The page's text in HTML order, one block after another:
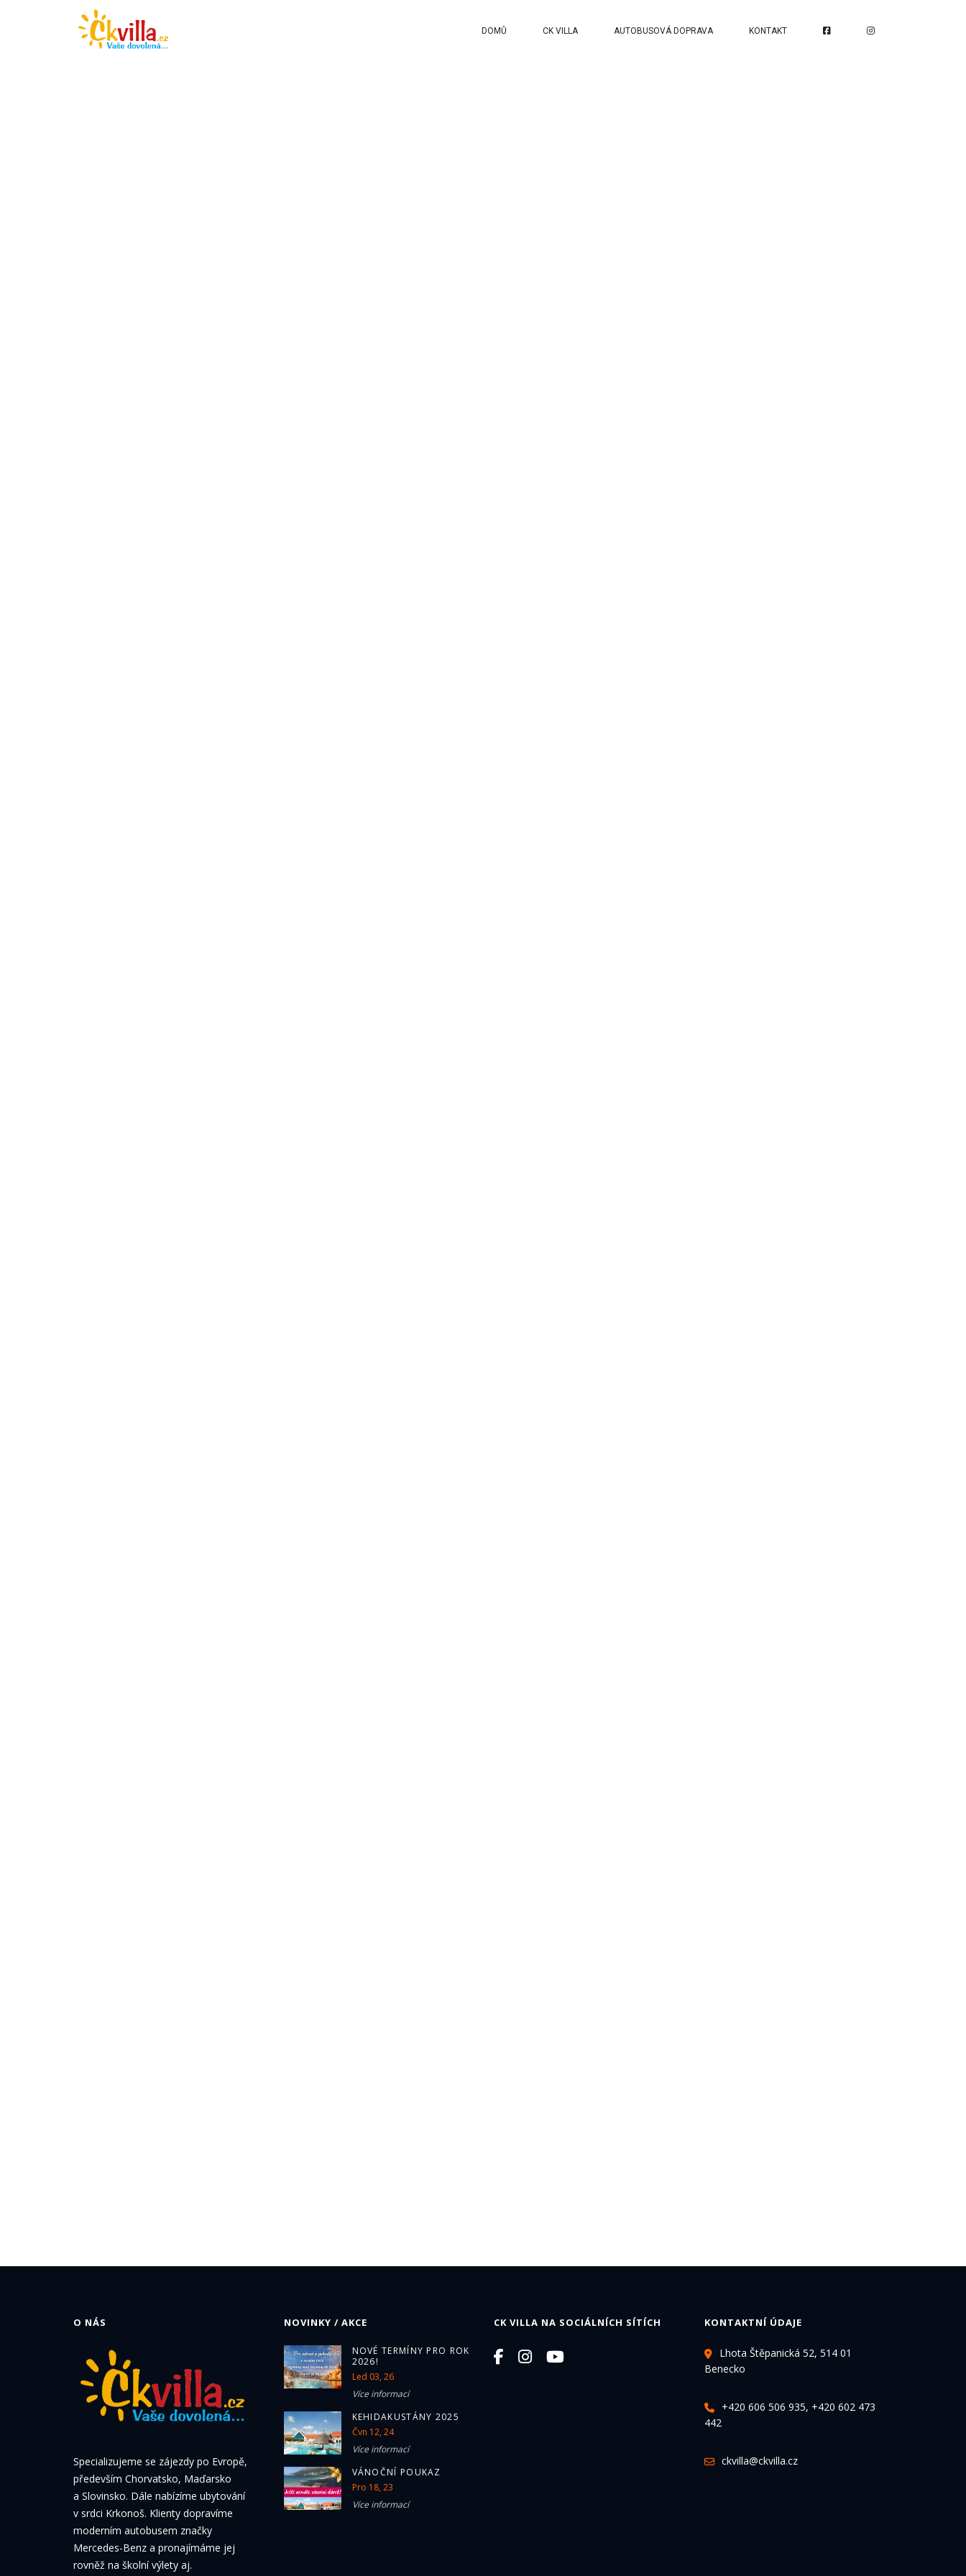
DOMŮ CK VILLA AUTOBUSOVÁ DOPRAVA KONTAKT
O NÁS
Specializujeme se zájezdy po Evropě,
především Chorvatsko, Maďarsko
a Slovinsko. Dále nabízíme ubytování
v srdci Krkonoš. Klienty dopravíme
moderním autobusem značky
Mercedes-Benz a pronajímáme jej
rovněž na školní výlety aj.
NOVINKY / AKCE
NOVÉ TERMÍNY PRO ROK
2026!
Led 03, 26
Více informací
KEHIDAKUSTÁNY 2025
Čvn 12, 24
Více informací
VÁNOČNÍ POUKAZ
Pro 18, 23
Více informací
CK VILLA NA SOCIÁLNÍCH SÍTÍCH KONTAKTNÍ ÚDAJE
Lhota Štěpanická 52, 514 01
Benecko
+420 606 506 935, +420 602 473
442
ckvilla@ckvilla.cz